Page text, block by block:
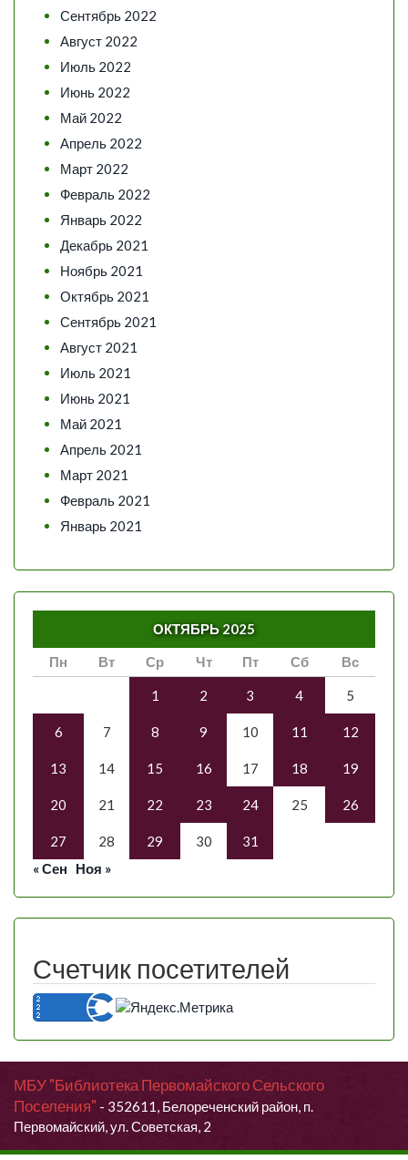
Сентябрь 2022
Август 2022
Июль 2022
Июнь 2022
Май 2022
Апрель 2022
Март 2022
Февраль 2022
Январь 2022
Декабрь 2021
Ноябрь 2021
Октябрь 2021
Сентябрь 2021
Август 2021
Июль 2021
Июнь 2021
Май 2021
Апрель 2021
Март 2021
Февраль 2021
Январь 2021
ОКТЯБРЬ 2025
Пн
Вт Ср Чт Пт Сб Вс
1 2 3 4 5
6 7 8 9 10 11 12
13 14 15 16 17 18 19
20 21 22 23 24 25 26
27 28 29 30
31
« Сен
Ноя »
Счетчик посетителей
МБУ "Библиотека Первомайского Сельского
Поселения" - 352611, Белореченский район, п.
Первомайский, ул. Советская, 2